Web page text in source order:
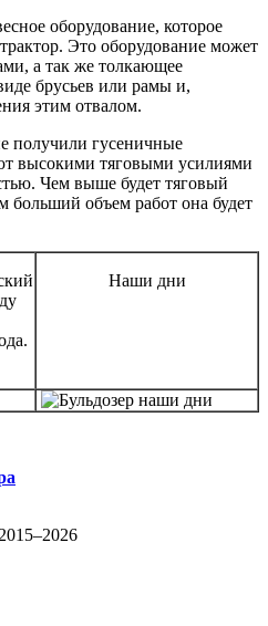
оборудование, которое
Это оборудование может
а так же толкающее
брусьев или рамы и,
этим отвалом.
получили гусеничные
высокими тяговыми усилиями
Чем выше будет тяговый
больший объем работ она будет
Наши дни